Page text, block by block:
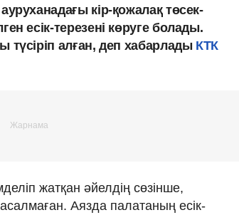
кір-қожалақ төсек-
есік-терезені көруге болады.
алған, деп хабарлады КТК
жатқан әйелдің сөзінше,
Аязда палатаның есік-